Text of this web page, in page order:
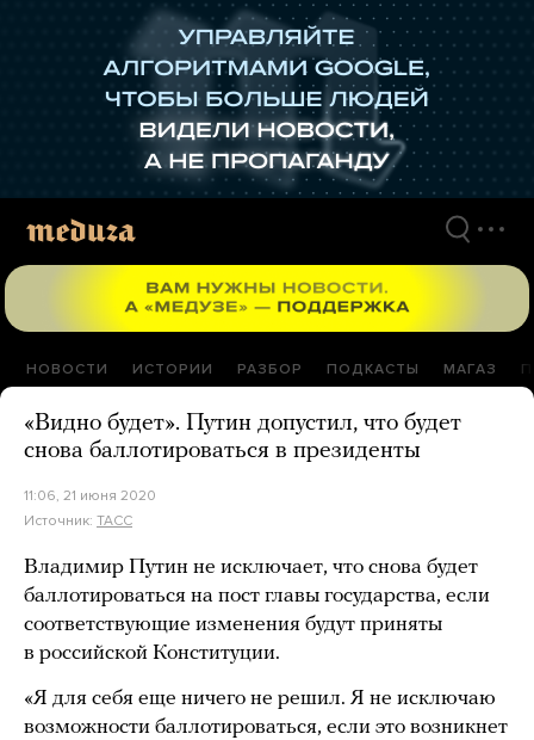
НОВОСТИ ИСТОРИИ РАЗБОР ПОДКАСТЫ МАГАЗ
«Видно будет». Путин допустил, что будет
снова баллотироваться в президенты
11:06, 21 июня 2020
Источник: ТАСС
Владимир Путин не исключает, что снова будет
баллотироваться на пост главы государства, если
соответствующие изменения будут приняты
в российской Конституции.
«Я для себя еще ничего не решил. Я не исключаю
возможности баллотироваться, если это возникнет